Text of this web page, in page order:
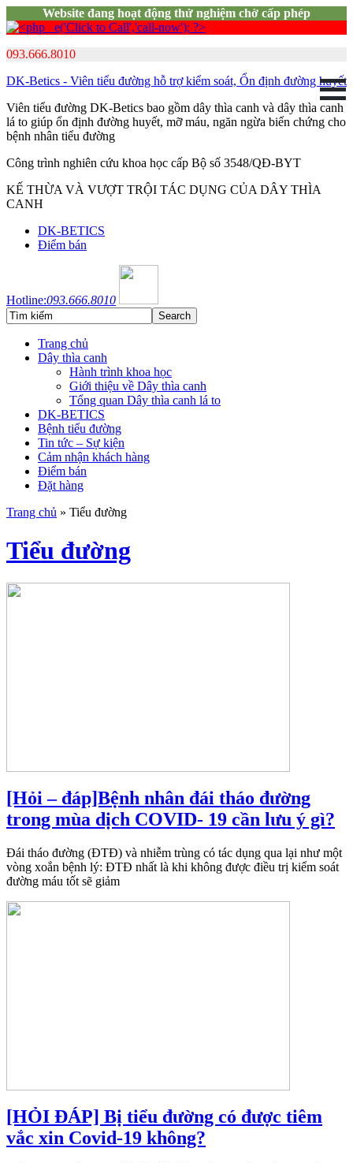
Website đang hoạt động thử nghiệm chờ cấp phép
093.666.8010
DK-Betics - Viên tiểu đường hỗ trợ kiểm soát, Ổn định đường huyết
Viên tiểu đường DK-Betics bao gồm dây thìa canh và dây thìa canh
lá to giúp ổn định đường huyết, mỡ máu, ngăn ngừa biến chứng cho
bệnh nhân tiểu đường
Công trình nghiên cứu khoa học cấp Bộ số 3548/QĐ-BYT
KẾ THỪA VÀ VƯỢT TRỘI TÁC DỤNG CỦA DÂY THÌA
CANH
DK-BETICS
Điểm bán
Hotline:093.666.8010
Trang chủ
Dây thìa canh
Hành trình khoa học
Giới thiệu về Dây thìa canh
Tổng quan Dây thìa canh lá to
DK-BETICS
Bệnh tiểu đường
Tin tức – Sự kiện
Cảm nhận khách hàng
Điểm bán
Đặt hàng
Trang chủ » Tiểu đường
Tiểu đường
[Hỏi – đáp]Bệnh nhân đái tháo đường
trong mùa dịch COVID- 19 cần lưu ý gì?
Đái tháo đường (ĐTĐ) và nhiễm trùng có tác dụng qua lại như một
vòng xoắn bệnh lý: ĐTĐ nhất là khi không được điều trị kiểm soát
đường máu tốt sẽ giảm
[HỎI ĐÁP] Bị tiểu đường có được tiêm
vắc xin Covid-19 không?